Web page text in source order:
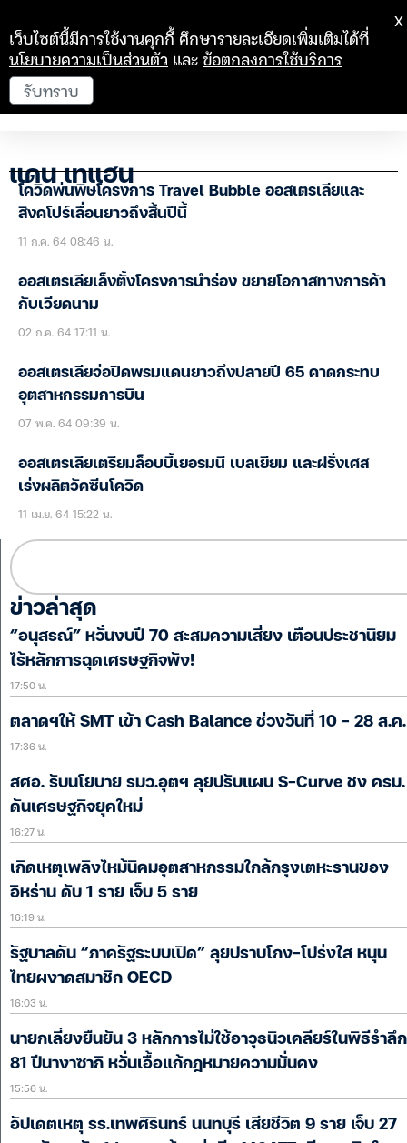
แดน เทแฮน
โควิดพ่นพิษโครงการ Travel Bubble ออสเตรเลียและ
สิงคโปร์เลื่อนยาวถึงสิ้นปีนี้
11 ก.ค. 64 08:46 น.
ออสเตรเลียเล็งตั้งโครงการนำร่อง ขยายโอกาสทางการค้า
กับเวียดนาม
02 ก.ค. 64 17:11 น.
ออสเตรเลียจ่อปิดพรมแดนยาวถึงปลายปี 65 คาดกระทบ
อุตสาหกรรมการบิน
07 พ.ค. 64 09:39 น.
ออสเตรเลียเตรียมล็อบบี้เยอรมนี เบลเยียม และฝรั่งเศส
เร่งผลิตวัคซีนโควิด
11 เม.ย. 64 15:22 น.
ข่าวล่าสุด
“อนุสรณ์” หวั่นงบปี 70 สะสมความเสี่ยง เตือนประชานิยม
ไร้หลักการฉุดเศรษฐกิจพัง!
17:50 น.
ตลาดฯให้ SMT เข้า Cash Balance ช่วงวันที่ 10 – 28 ส.ค.
17:36 น.
สศอ. รับนโยบาย รมว.อุตฯ ลุยปรับแผน S-Curve ชง ครม.
ดันเศรษฐกิจยุคใหม่
16:27 น.
เกิดเหตุเพลิงไหม้นิคมอุตสาหกรรมใกล้กรุงเตหะรานของ
อิหร่าน ดับ 1 ราย เจ็บ 5 ราย
16:19 น.
รัฐบาลดัน “ภาครัฐระบบเปิด” ลุยปราบโกง-โปร่งใส หนุน
ไทยผงาดสมาชิก OECD
16:03 น.
นายกเลี่ยงยืนยัน 3 หลักการไม่ใช้อาวุธนิวเคลียร์ในพิธีรำลึก
81 ปีนางาซากิ หวั่นเอื้อแก้กฎหมายความมั่นคง
15:56 น.
อัปเดตเหตุ รร.เทพศิรินทร์ นนทบุรี เสียชีวิต 9 ราย เจ็บ 27
เว็บไซต์นี้มีการใช้งานคุกกี้ ศึกษารายละเอียดเพิ่มเติมได้ที่
นโยบายความเป็นส่วนตัว และข้อตกลงการใช้บริการ
รับทราบ
X